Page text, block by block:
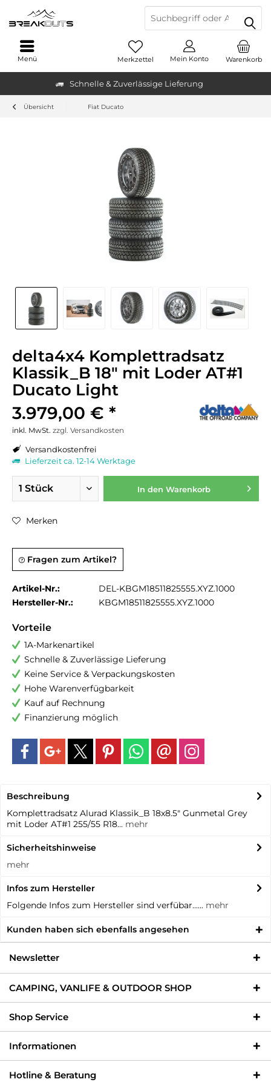
Schnelle & Zuverlässige Lieferung
Warenkorb
Merkzettel Mein Konto
Menü
Übersicht Fiat Ducato
delta4x4 Komplettradsatz
Klassik_B 18" mit Loder AT#1
Ducato Light
3.979,00 € *
inkl. MwSt. zzgl. Versandkosten
Versandkostenfrei
Lieferzeit ca. 12-14 Werktage
In den Warenkorb
Merken
Fragen zum Artikel?
Artikel-Nr.:
DEL-KBGM18511825555.XYZ.1000
Hersteller-Nr.:
KBGM18511825555.XYZ.1000
Vorteile
1A-Markenartikel
Schnelle & Zuverlässige Lieferung
Keine Service & Verpackungskosten
Hohe Warenverfügbarkeit
Kauf auf Rechnung
Finanzierung möglich
Beschreibung
Komplettradsatz Alurad Klassik_B 18x8.5" Gunmetal Grey
mit Loder AT#1 255/55 R18... mehr
Sicherheitshinweise
mehr
Infos zum Hersteller
Folgende Infos zum Hersteller sind verfübar...... mehr
Kunden haben sich ebenfalls angesehen
Newsletter
CAMPING, VANLIFE & OUTDOOR SHOP
Shop Service
Informationen
Hotline & Beratung